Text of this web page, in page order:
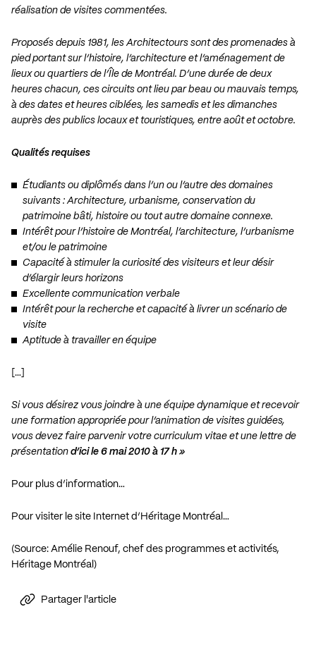
réalisation de visites commentées.
Proposés depuis 1981, les Architectours sont des promenades à
pied portant sur l’histoire, l’architecture et l’aménagement de
lieux ou quartiers de l’Île de Montréal. D’une durée de deux
heures chacun, ces circuits ont lieu par beau ou mauvais temps,
à des dates et heures ciblées, les samedis et les dimanches
auprès des publics locaux et touristiques, entre août et octobre.
Qualités requises
Étudiants ou diplômés dans l’un ou l’autre des domaines
suivants : Architecture, urbanisme, conservation du
patrimoine bâti, histoire ou tout autre domaine connexe.
Intérêt pour l’histoire de Montréal, l’architecture, l’urbanisme
et/ou le patrimoine
Capacité à stimuler la curiosité des visiteurs et leur désir
d’élargir leurs horizons
Excellente communication verbale
Intérêt pour la recherche et capacité à livrer un scénario de
visite
Aptitude à travailler en équipe
[…]
Si vous désirez vous joindre à une équipe dynamique et recevoir
une formation appropriée pour l’animation de visites guidées,
vous devez faire parvenir votre curriculum vitae et une lettre de
présentation d’ici le 6 mai 2010 à 17 h »
Pour plus d’information…
Pour visiter le site Internet d’Héritage Montréal…
(Source: Amélie Renouf, chef des programmes et activités,
Héritage Montréal)
Partager l'article